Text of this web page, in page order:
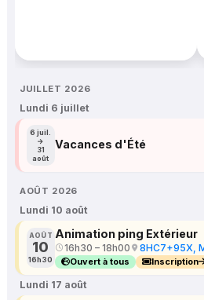
JUILLET 2026
Lundi 6 juillet
6 juil.
→
31
août
Vacances d'Été
AOÛT 2026
Lundi 10 août
AOÛT
10
16h30
Animation ping Extérieur
16h30 – 18h00 8HC7+95X,
Ouvert à tous Inscription
Lundi 17 août